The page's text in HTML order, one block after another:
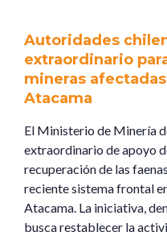
Autoridades
extraordinario
mineras
Atacama
El Ministerio de Minería
extraordinario de apoyo
recuperación de las
reciente sistema frontal
Atacama. La iniciativa,
busca restablecer la